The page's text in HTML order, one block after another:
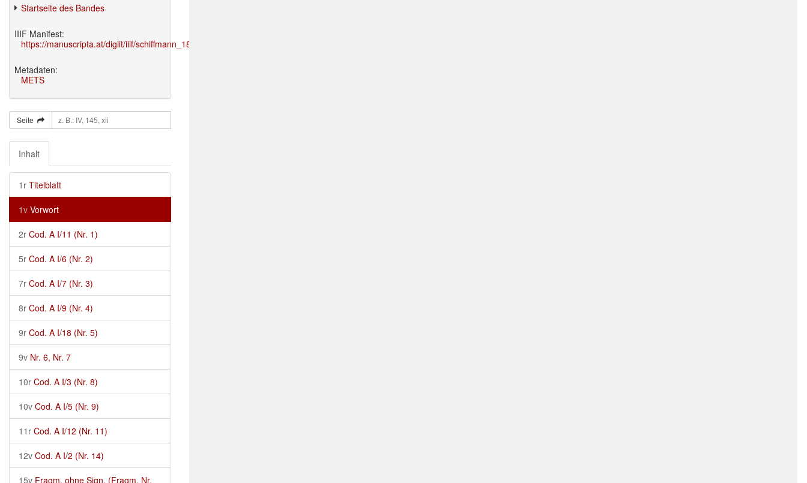
Startseite des Bandes
IIIF Manifest:
https://manuscripta.at/diglit/iiif/schiffmann_1895/manifest.json
Metadaten:
METS
Seite
Inhalt
1r Titelblatt
1v Vorwort
2r Cod. A I/11 (Nr. 1)
5r Cod. A I/6 (Nr. 2)
7r Cod. A I/7 (Nr. 3)
8r Cod. A I/9 (Nr. 4)
9r Cod. A I/18 (Nr. 5)
9v Nr. 6, Nr. 7
10r Cod. A I/3 (Nr. 8)
10v Cod. A I/5 (Nr. 9)
11r Cod. A I/12 (Nr. 11)
12v Cod. A I/2 (Nr. 14)
15v Fragm. ohne Sign. (Fragm. Nr.